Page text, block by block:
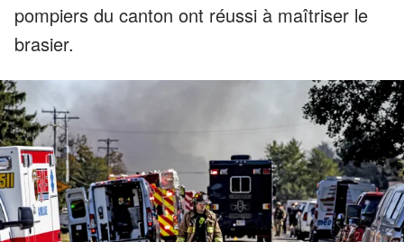
pompiers du canton ont réussi à maîtriser le
brasier.